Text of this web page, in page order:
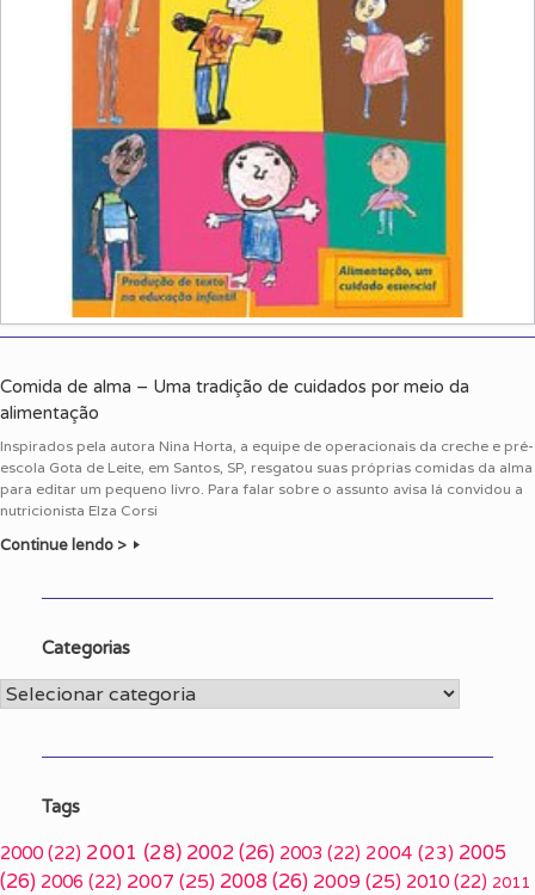
Comida de alma – Uma tradição de cuidados por meio da
alimentação
Inspirados pela autora Nina Horta, a equipe de operacionais da creche e pré-
escola Gota de Leite, em Santos, SP, resgatou suas próprias comidas da alma
para editar um pequeno livro. Para falar sobre o assunto avisa lá convidou a
nutricionista Elza Corsi
Continue lendo >
Categorias
Categorias
Tags
2000 (22) 2001 (28) 2002(26) 2003 (22) 2004 (23) 2005
(26) 2006 (22) 2007 (25) 2008(26) 2009(25) 2010 (22) 2011